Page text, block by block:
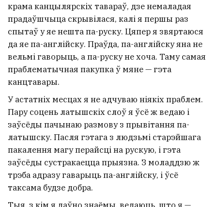
крама канцылярскіх тавараў, дзе немаладая
прадаўшчыца скрывілася, калі я першы раз
спытаў у яе нешта па-руску. Цяпер я звяртаюся
да яе па-англійску. Праўда, па-англійску яна не
вельмі гаворыць, а па-руску не хоча. Таму самая
праблематычная пакупка ў мяне — гэта
канцтавары.
У астатніх месцах я не адчуваю ніякіх праблем.
Пару соцень латышскіх слоў я ўсё ж ведаю і
заўсёды пачынаю размову з прывітання па-
латышску. Пасля гэтага з людзьмі старэйшага
пакалення магу перайсці на рускую, і гэта
заўсёды сустракаецца прыязна. З моладдзю ж
трэба адразу гаварыць па-англійску, і ўсё
таксама будзе добра.